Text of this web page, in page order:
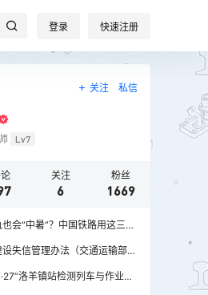
登录 快速注册
关注 私信
Lv7
关注
6
粉丝
1669
会“中暑”？中国铁路用这三招
失信管理办法（交通运输部
洛羊镇站检测列车与作业人